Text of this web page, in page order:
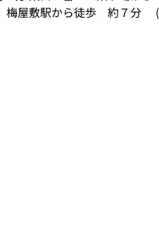
梅屋敷駅から徒歩 約７分